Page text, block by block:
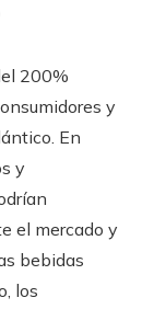
200%
y
En
y
el mercado y
bebidas
los